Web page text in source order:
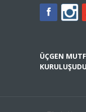
ÜÇGEN